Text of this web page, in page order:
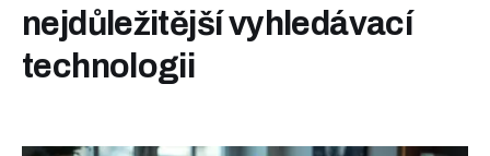
nejdůležitější vyhledávací
technologii